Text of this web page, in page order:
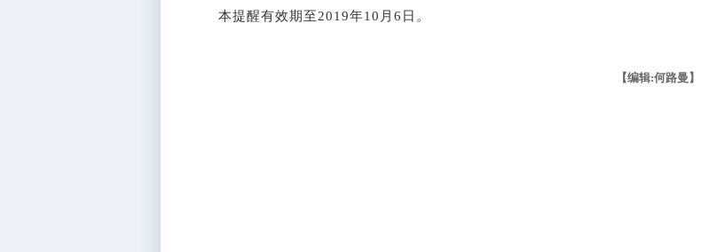
本提醒有效期至2019年10月6日。
【编辑:何路曼】